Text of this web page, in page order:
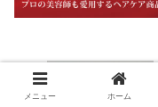
メニュー ホーム